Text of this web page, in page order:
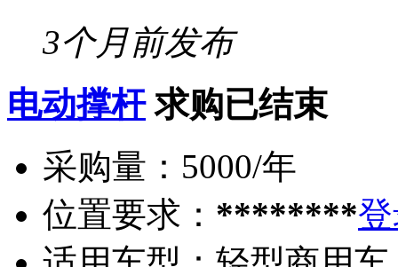
3个月前发布
电动撑杆 求购已结束
采购量： 5000/年
位置要求： ********